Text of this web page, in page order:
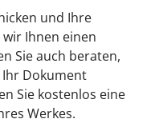
und Ihre
Ihnen einen
Sie auch beraten,
Dokument
Sie kostenlos eine
Werkes.